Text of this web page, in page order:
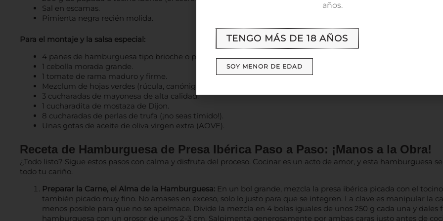
Sal en escamas.
Pimienta negra recién molida.
Para el montaje y la salsa especial:
4 panes de hamburguesa tipo brioche o pan de cristal.
1 cebolla morada grande.
1 tomate de rama maduro y firme.
Mezclum de hojas verdes (rúcula, canónigos…).
3 cucharadas de mayonesa de alta calidad.
1 cucharadita de mostaza de Dijon.
8 cucharadas de perlas de trufa (¡no seas tímido!).
Unas gotas de aceite de oliva virgen extra (AOVE).
Receta de Hamburguesa de Presa Ibérica Paso a Paso: ¡Manos a la Obra!
¿Todo listo? Sigue estos pasos con calma y disfruta del proceso. Cocinar es un acto de amor, y esta hamburguesa
todo tu cariño.
Preparar la Carne, el Alma de la Hamburguesa: En un bol grande, mezcla la presa ibérica picada con el
también picado muy fino. No amases en exceso, solo lo justo para que se integren. La clave es manipular la
menos posible para que no se apelmace. Divide la mezcla en 4 bolas iguales de unos 250 g cada una y dales
hamburguesa con un grosor de unos 2-3 cm. Salpimenta generosamente por ambas caras justo antes de
años.
TENGO MÁS DE 18 AÑOS
SOY MENOR DE EDAD